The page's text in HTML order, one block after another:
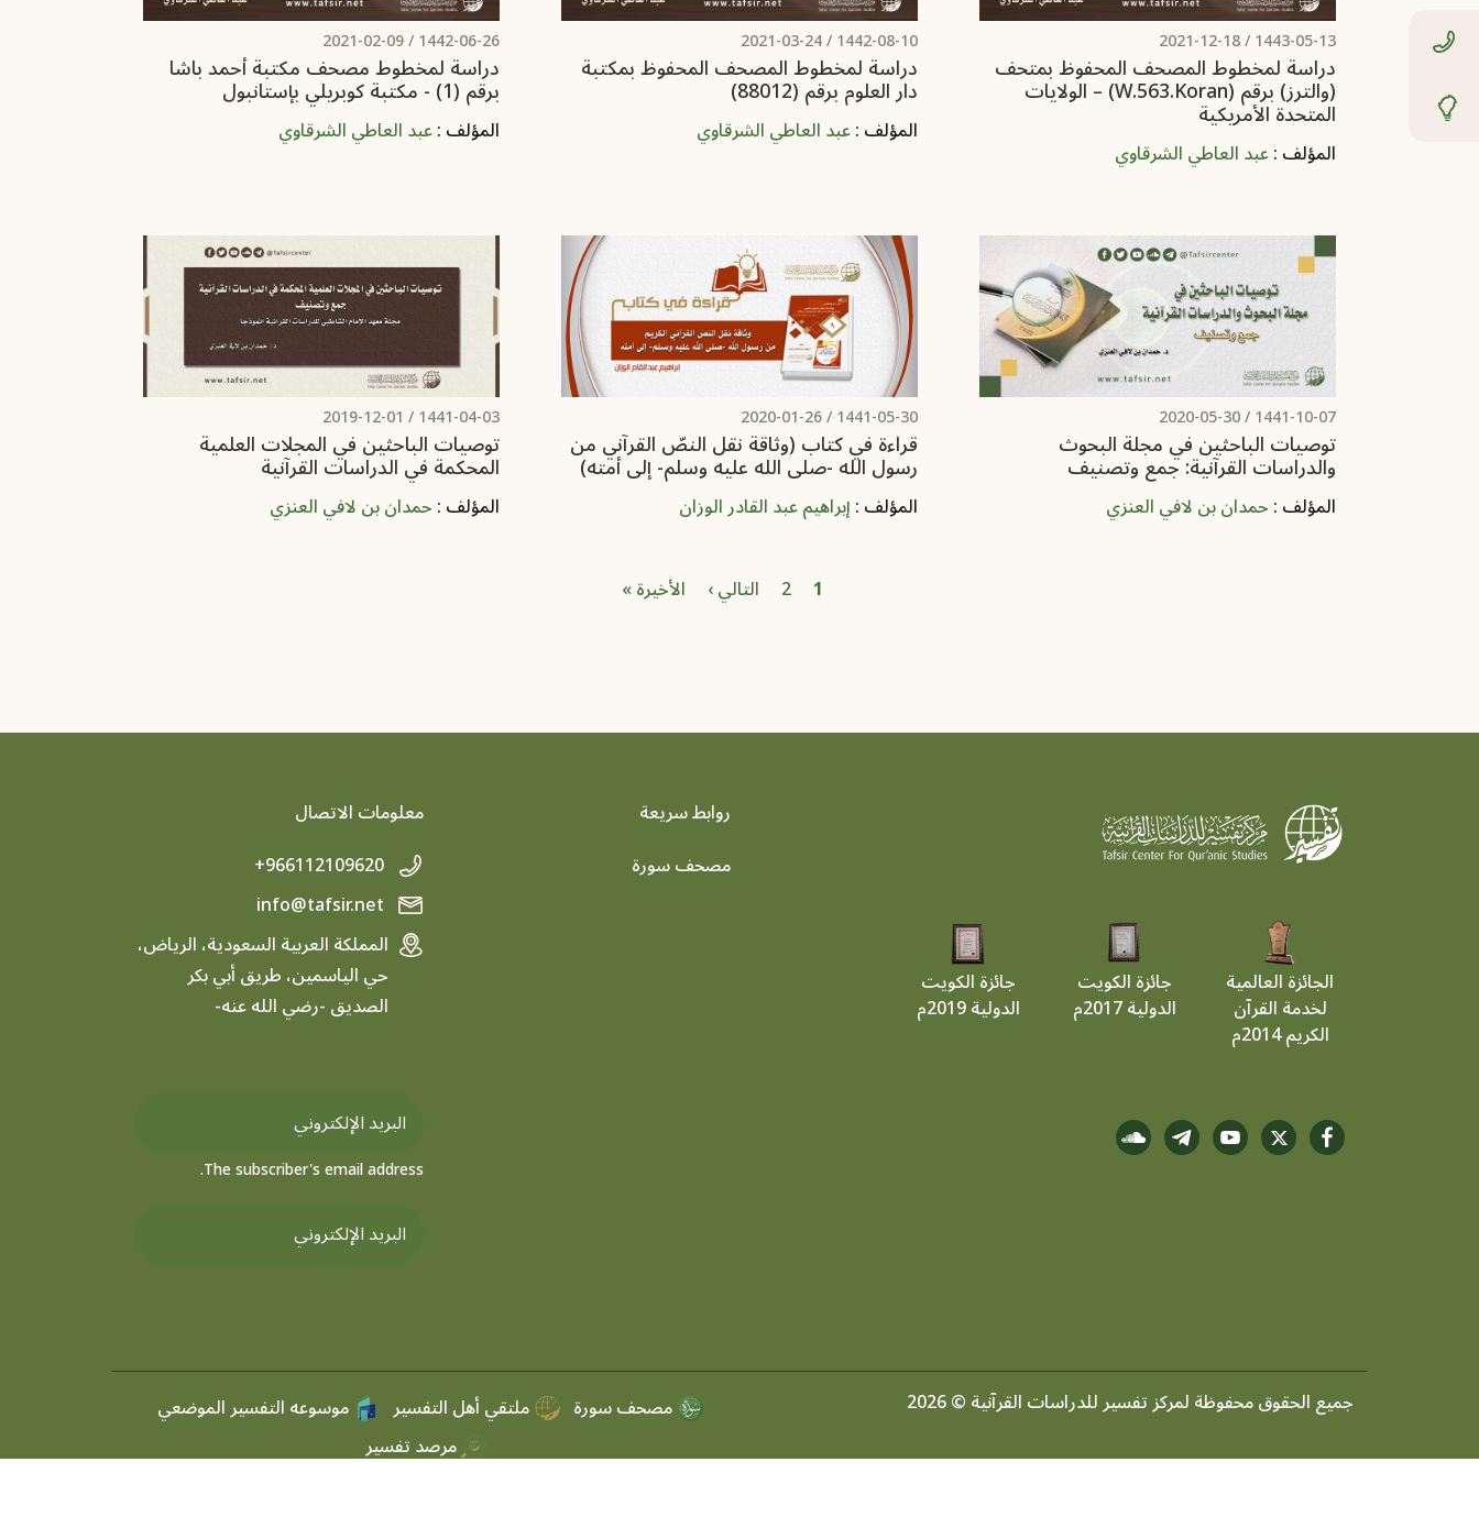
1443-05-13 /
2021-12-18
دراسة لمخطوط المصحف المحفوظ بمتحف
(والترز) برقم (w.563.koran) – الولايات
المتحدة الأمريكية
المؤلف :عبد العاطي الشرقاوي
1442-08-10 /
2021-03-24
دراسة لمخطوط المصحف المحفوظ بمكتبة
دار العلوم برقم (88012)
المؤلف :عبد العاطي الشرقاوي
1442-06-26 /
2021-02-09
دراسة لمخطوط مصحف مكتبة أحمد باشا
برقم (1) - مكتبة كوبريلي بإستانبول
المؤلف :عبد العاطي الشرقاوي
1441-10-07 /
2020-05-30
توصيات الباحثين في مجلة البحوث
والدراسات القرآنية: جمع وتصنيف
المؤلف :حمدان بن لافي العنزي
1441-05-30 /
2020-01-26
قراءة في كتاب (وثاقة نقل النصّ القرآني من
رسول الله -صلى الله عليه وسلم- إلى أمته)
المؤلف :إبراهيم عبد القادر الوزان
1441-04-03 /
2019-12-01
توصيات الباحثين في المجلات العلمية
المحكمة في الدراسات القرآنية
المؤلف :حمدان بن لافي العنزي
الصفحة الحاليّة
1 الصفحة
2
Next page
التالي › Last page
الأخيرة »
الجائزة العالمية
لخدمة القرآن
الكريم 2014م
جائزة الكويت
الدولية 2017م
جائزة الكويت
الدولية 2019م
روابط سريعة
footer menu
مصحف سورة
معلومات الاتصال
+966112109620
المملكة العربية السعودية، الرياض،
حي الياسمين، طريق أبي بكر
الصديق -رضي الله عنه-
The subscriber's email address.
جميع الحقوق محفوظة لمركز تفسير للدراسات القرآنية © 2026 مصحف سورة ملتقي أهل التفسير
موسوعه التفسير الموضعي
مرصد تفسير